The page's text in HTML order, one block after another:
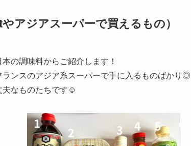
アジアスーパーで買えるもの）
の調味料からご紹介します！
ランスのアジア系スーパーで手に入るものばかり◎
夫なものたちです☺︎